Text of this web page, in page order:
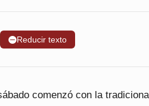
➖Reducir texto
comenzó con la